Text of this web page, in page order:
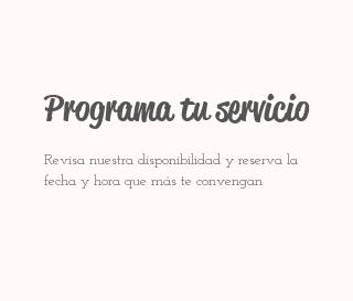
Programa tu servicio
Revisa nuestra disponibilidad y reserva la
fecha y hora que más te convengan